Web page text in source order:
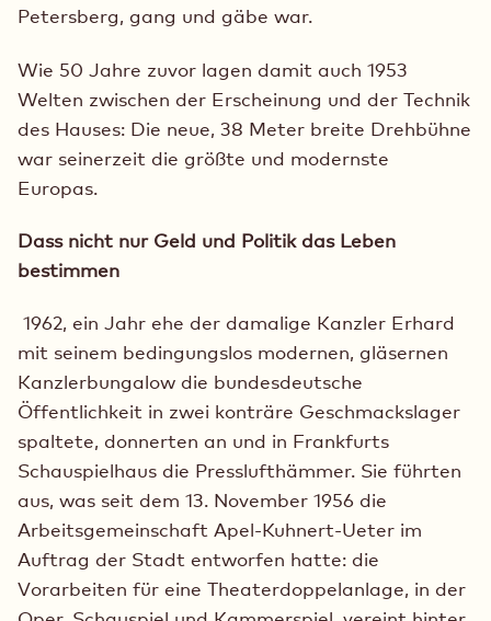
Petersberg, gang und gäbe war.
Wie 50 Jahre zuvor lagen damit auch 1953
Welten zwischen der Erscheinung und der Technik
des Hauses: Die neue, 38 Meter breite Drehbühne
war seinerzeit die größte und modernste
Europas.
Dass nicht nur Geld und Politik das Leben
bestimmen
1962, ein Jahr ehe der damalige Kanzler Erhard
mit seinem bedingungslos modernen, gläsernen
Kanzlerbungalow die bundesdeutsche
Öffentlichkeit in zwei konträre Geschmackslager
spaltete, donnerten an und in Frankfurts
Schauspielhaus die Presslufthämmer. Sie führten
aus, was seit dem 13. November 1956 die
Arbeitsgemeinschaft Apel-Kuhnert-Ueter im
Auftrag der Stadt entworfen hatte: die
Vorarbeiten für eine Theaterdoppelanlage, in der